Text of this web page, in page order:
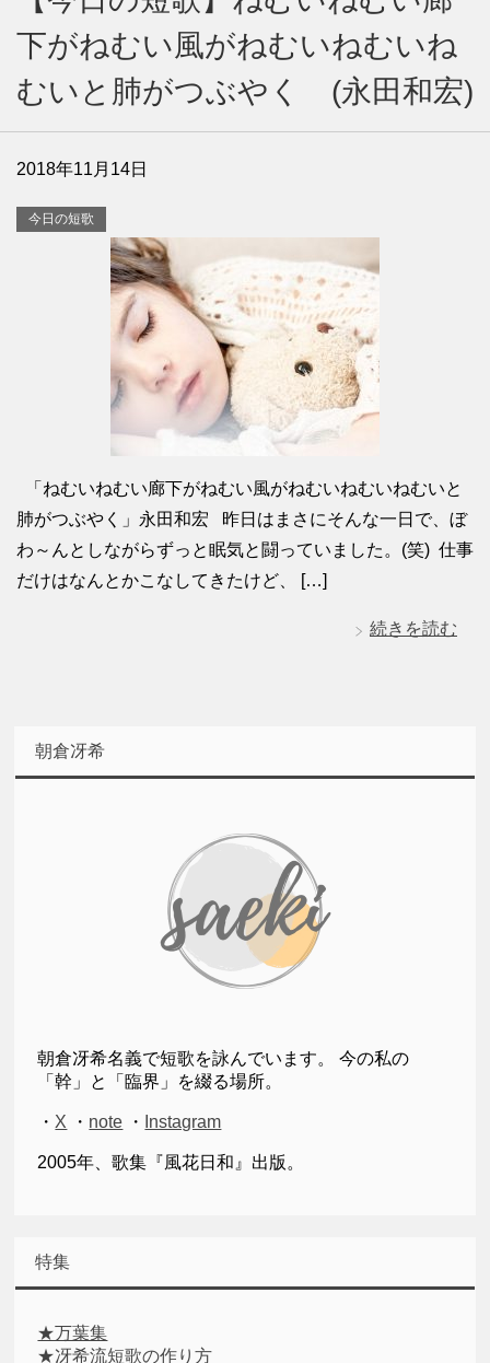
下がねむい風がねむいねむいね
むいと肺がつぶやく (永田和宏)
2018年11月14日
今日の短歌
「ねむいねむい廊下がねむい風がねむいねむいねむいと
肺がつぶやく」永田和宏 昨日はまさにそんな一日で、ぼ
わ～んとしながらずっと眠気と闘っていました。(笑) 仕事
だけはなんとかこなしてきたけど、 […]
続きを読む
朝倉冴希
朝倉冴希名義で短歌を詠んでいます。 今の私の
「幹」と「臨界」を綴る場所。
・ X ・ note ・ Instagram
2005年、歌集『風花日和』出版。
特集
★万葉集
★冴希流短歌の作り方